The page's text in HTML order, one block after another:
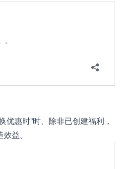
优惠时”时、除非已创建福利，
益。